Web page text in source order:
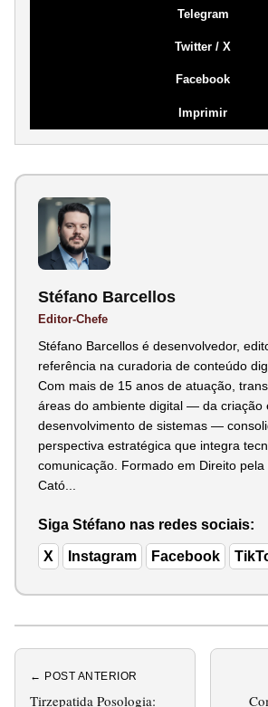
Telegram
Twitter / X
Facebook
Imprimir
Stéfano Barcellos
Editor-Chefe
Stéfano Barcellos é desenvolvedor,
referência na curadoria de conteúdo
Com mais de 15 anos de atuação,
áreas do ambiente digital — da criação
desenvolvimento de sistemas —
perspectiva estratégica que integra
comunicação. Formado em Direito pela
Cató...
Siga Stéfano nas redes sociais:
X Instagram Facebook
← POST ANTERIOR
Tirzepatida Posologia: